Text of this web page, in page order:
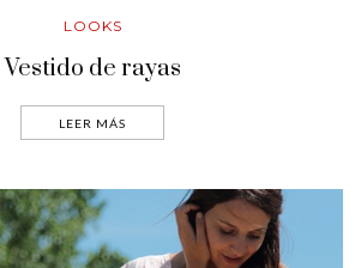
LOOKS
Vestido de rayas
LEER MÁS